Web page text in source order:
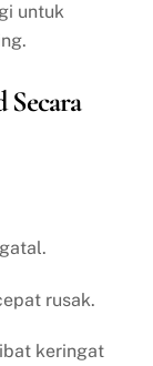
untuk
rusak.
keringat